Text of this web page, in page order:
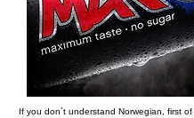
If you don`t understand Norwegian, first of